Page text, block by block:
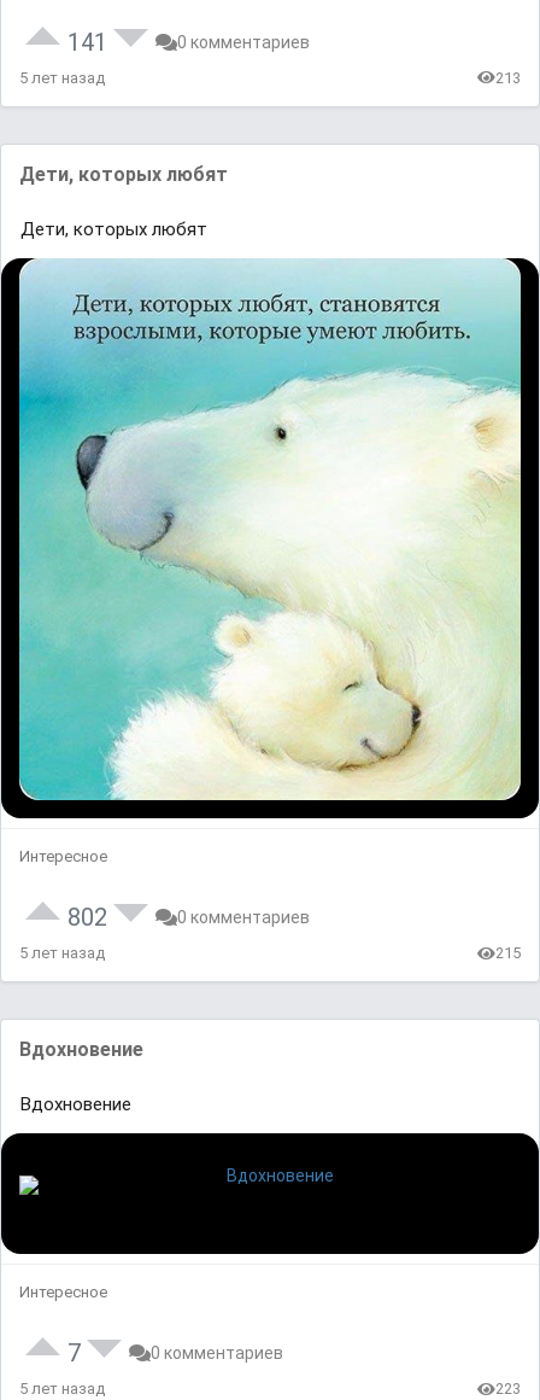
141 0 комментариев
5 лет назад 213
Дети, которых любят
Дети, которых любят
Интересное
802 0 комментариев
5 лет назад 215
Вдохновение
Вдохновение
Интересное
7 0 комментариев
5 лет назад 223